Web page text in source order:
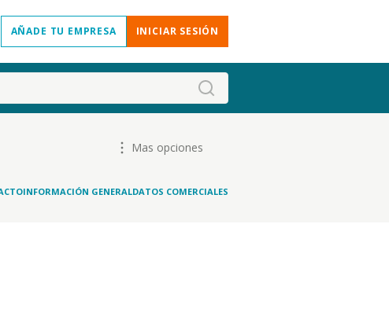
AÑADE TU EMPRESA INICIAR SESIÓN
Mas opciones
INFORMACIÓN GENERALDATOS COMERCIALES